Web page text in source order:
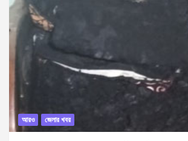
আরও জেলার খবর